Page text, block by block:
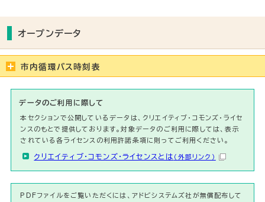
オープンデータ
市内循環バス時刻表
データのご利用に際して
本セクションで公開しているデータは、クリエイティブ・コモンズ・ライセ
ンスのもとで提供しております。対象データのご利用に際しては、表示
されている各ライセンスの利用許諾条項に則ってご利用ください。
クリエイティブ・コモンズ・ライセンスとは （外部リンク）
PDFファイルをご覧いただくには、アドビシステムズ社が無償配布して